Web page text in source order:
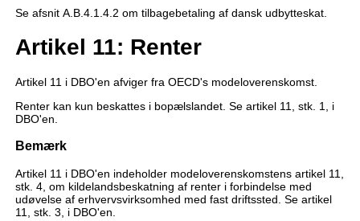
Se afsnit A.B.4.1.4.2 om tilbagebetaling af dansk udbytteskat.
Artikel 11: Renter
Artikel 11 i DBO'en afviger fra OECD's modeloverenskomst.
Renter kan kun beskattes i bopælslandet. Se artikel 11, stk. 1, i
DBO'en.
Bemærk
Artikel 11 i DBO'en indeholder modeloverenskomstens artikel 11,
stk. 4, om kildelandsbeskatning af renter i forbindelse med
udøvelse af erhvervsvirksomhed med fast driftssted. Se artikel
11, stk. 3, i DBO'en.